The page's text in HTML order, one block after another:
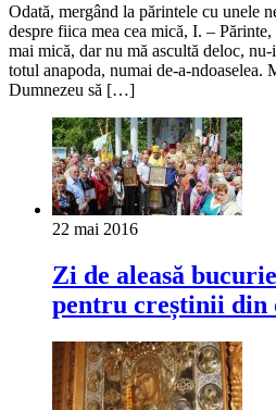
Odată, mergând la părintele cu unele
despre fiica mea cea mică, I. – Părinte,
mai mică, dar nu mă ascultă deloc,
totul anapoda, numai de-a-ndoaselea.
Dumnezeu să […]
22 mai 2016
Zi de aleasă
pentru creștinii din